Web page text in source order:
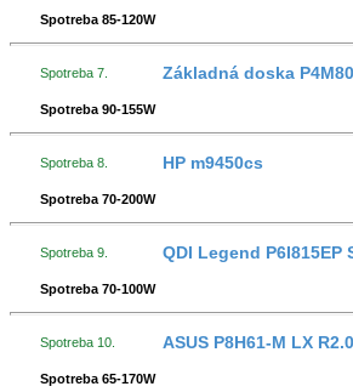
Spotreba 85-120W
Spotreba 7. Základná doska
Spotreba 90-155W
Spotreba 8. HP m9450cs
Spotreba 70-200W
Spotreba 9. QDI Legend P6I815EP
Spotreba 70-100W
Spotreba 10. ASUS P8H61-M LX R2.0
Spotreba 65-170W